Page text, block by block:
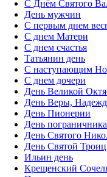
С Днём Святого
День мужчин
С первым днем
С днем Матери
C днем счастья
Татьянин день
C наступающим
C днем дочери
День Великой
День Веры,
День Пионерии
День пограничника
День Святого
День Святой
Ильин день
Крещенский